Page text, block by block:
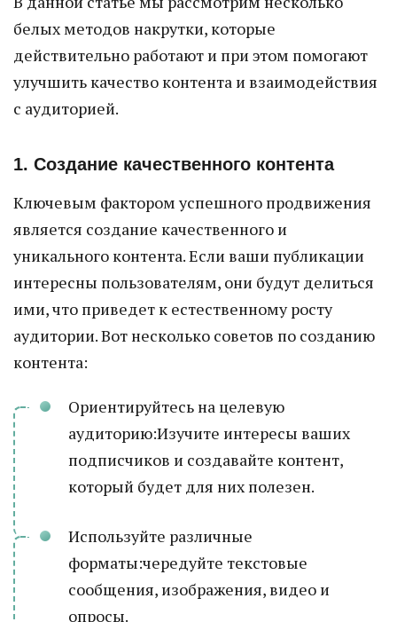
белых методов накрутки, которые
действительно работают и при этом помогают
улучшить качество контента и взаимодействия
с аудиторией.
1. Создание качественного контента
Ключевым фактором успешного продвижения
является создание качественного и
уникального контента. Если ваши публикации
интересны пользователям, они будут делиться
ими, что приведет к естественному росту
аудитории. Вот несколько советов по созданию
контента:
Ориентируйтесь на целевую
аудиторию:Изучите интересы ваших
подписчиков и создавайте контент,
который будет для них полезен.
Используйте различные
форматы:чередуйте текстовые
сообщения, изображения, видео и
опросы.